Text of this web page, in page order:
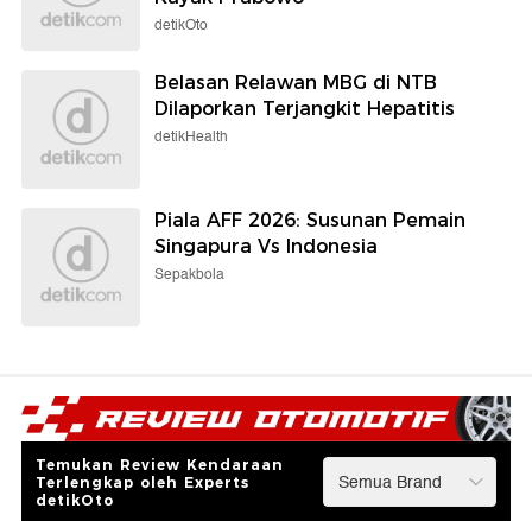
detikOto
Belasan Relawan MBG di NTB
Dilaporkan Terjangkit Hepatitis
detikHealth
Piala AFF 2026: Susunan Pemain
Singapura Vs Indonesia
Sepakbola
Temukan Review Kendaraan
Terlengkap oleh Experts
detikOto